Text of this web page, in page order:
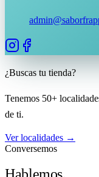
¿Buscas tu tienda?
Tenemos 50+
de ti.
Ver localidades →
Conversemos
Hablemos.